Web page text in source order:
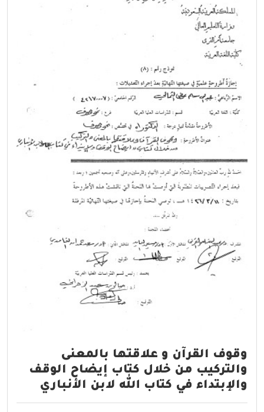
وقوف القرآن و علاقتها بالمعنى
والتركيب من خلال كتاب إيضاح الوقف
والإبتداء في كتاب الله لابن الأنباري